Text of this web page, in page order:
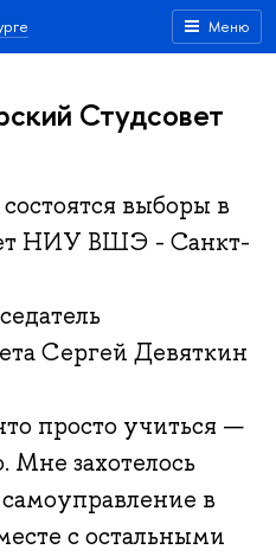
Меню
Студсовет
выборы в
НИУ ВШЭ - Санкт-
Сергей Девяткин
просто учиться —
Мне захотелось
в
с остальными